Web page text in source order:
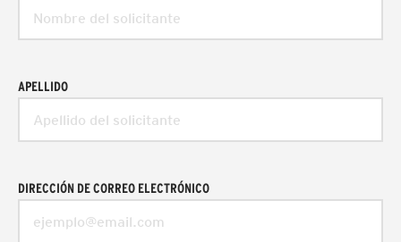
APELLIDO
DIRECCIÓN DE CORREO ELECTRÓNICO